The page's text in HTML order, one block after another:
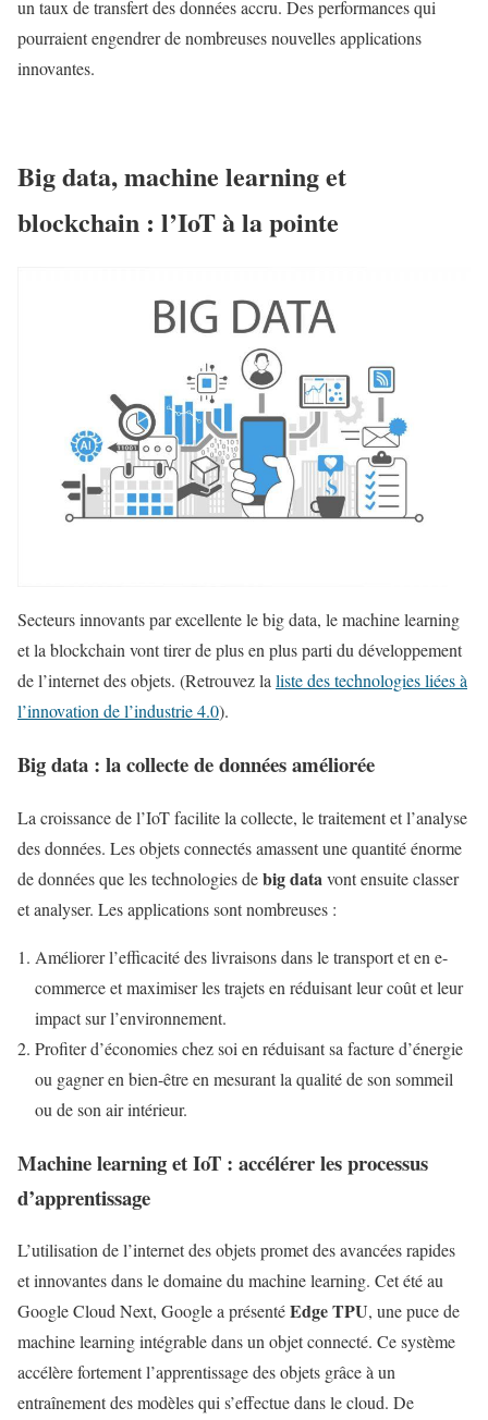
un taux de transfert des données accru. Des performances qui
pourraient engendrer de nombreuses nouvelles applications
innovantes.
Big data, machine learning et
blockchain : l’IoT à la pointe
Secteurs innovants par excellente le big data, le machine learning
et la blockchain vont tirer de plus en plus parti du développement
de l’internet des objets. (Retrouvez laliste des technologies liées à
l’innovation de l’industrie 4.0).
Big data : la collecte de données améliorée
La croissance de l’IoT facilite la collecte, le traitement et l’analyse
des données. Les objets connectés amassent une quantité énorme
de données que les technologies debig datavont ensuite classer
et analyser. Les applications sont nombreuses :
Améliorer l’efficacité des livraisons dans le transport et en e-
commerce et maximiser les trajets en réduisant leur coût et leur
impact sur l’environnement.
Profiter d’économies chez soi en réduisant sa facture d’énergie
ou gagner en bien-être en mesurant la qualité de son sommeil
ou de son air intérieur.
Machine learning et IoT : accélérer les processus
d’apprentissage
L’utilisation de l’internet des objets promet des avancées rapides
et innovantes dans le domaine du machine learning. Cet été au
Google Cloud Next, Google a présentéEdge TPU, une puce de
machine learning intégrable dans un objet connecté. Ce système
accélère fortement l’apprentissage des objets grâce à un
entraînement des modèles qui s’effectue dans le cloud. De